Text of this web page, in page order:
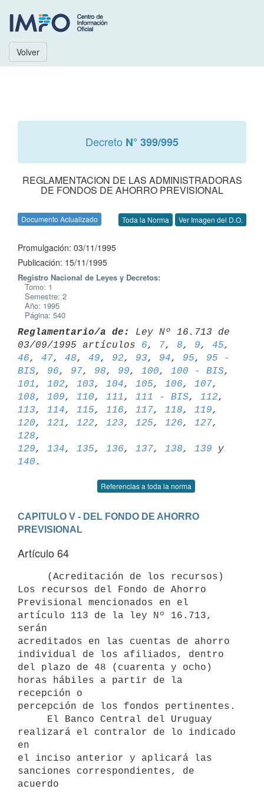
Volver
Decreto N° 399/995
REGLAMENTACION DE LAS ADMINISTRADORAS
DE FONDOS DE AHORRO PREVISIONAL
Documento Actualizado Toda la Norma Ver Imagen del D.O.
Promulgación: 03/11/1995
Publicación: 15/11/1995
Registro Nacional de Leyes y Decretos:
Tomo: 1
Semestre: 2
Año: 1995
Página: 540
Reglamentario/a de:
Ley Nº 16.713 de
03/09/1995 artículos 6, 7, 8, 9, 45
46, 47, 48, 49, 92, 93, 94, 95, 95 -
BIS, 96, 97, 98, 99, 100, 100 - BIS
101 , 102, 103, 104, 105, 106, 107
108, 109, 110, 111 , 111 - BIS, 112,
113, 114, 115, 116, 117, 118, 119
120, 121 , 122, 123, 125, 126, 127
128
129, 134, 135, 136, 137, 138, 139
140
Referencias a toda la norma
CAPITULO V - DEL FONDO DE AHORRO
PREVISIONAL
Artículo 64
Los recursos del Fondo de Ahorro
Previsional mencionados en el
artículo 113 de la ley Nº 16.713,
serán
acreditados en las cuentas de ahorro
individual de los afiliados, dentro
del plazo de 48 (cuarenta y ocho)
horas hábiles a partir de la
recepción o
percepción de los fondos pertinentes.
realizará el contralor de lo indicado
en
el inciso anterior y aplicará las
sanciones correspondientes, de
acuerdo